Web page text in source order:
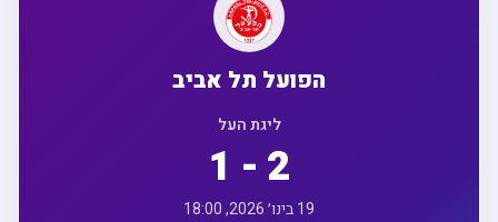
הפועל תל אביב
ליגת העל
1 - 2
19 בינו׳ 2026, 18:00